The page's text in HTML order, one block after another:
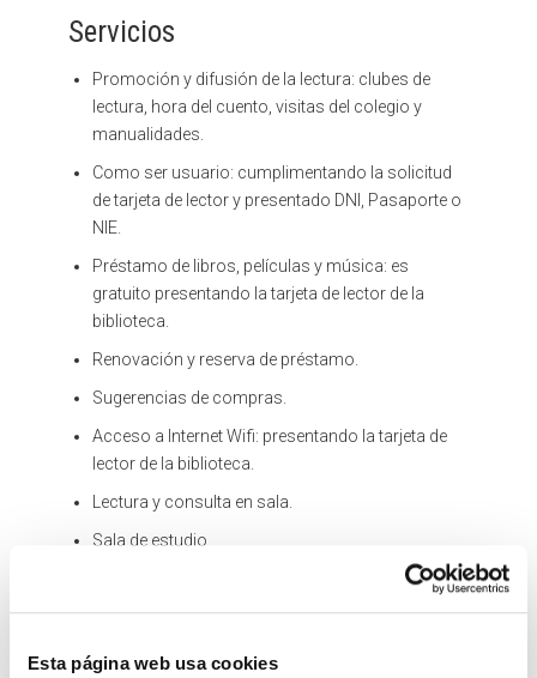
Esta página web usa cookies
Servicios
Promoción y difusión de la lectura: clubes de
lectura, hora del cuento, visitas del colegio y
manualidades.
Como ser usuario: cumplimentando la solicitud
de tarjeta de lector y presentado DNI, Pasaporte o
NIE.
Préstamo de libros, películas y música: es
gratuito presentando la tarjeta de lector de la
biblioteca.
Renovación y reserva de préstamo.
Sugerencias de compras.
Acceso a Internet Wifi: presentando la tarjeta de
lector de la biblioteca.
Lectura y consulta en sala.
Sala de estudio
Realización de trabajos en grupo
Formación de usuarios